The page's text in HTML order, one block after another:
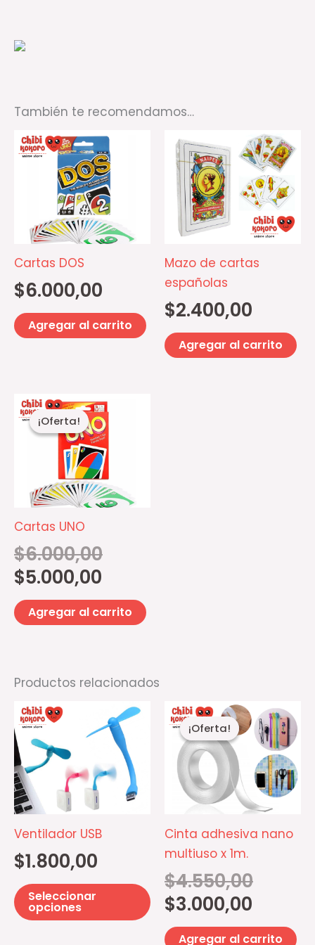
También te recomendamos…
Cartas DOS
$6.000,00
Agregar al carrito
Mazo de cartas
españolas
$2.400,00
Agregar al carrito
¡Oferta!
¡Oferta!
Cartas UNO
$6.000,00
El
precio
original
era:
$6.000,00.
$5.000,00
El
precio
actual
es:
$5.000,00.
Agregar al carrito
Productos relacionados
Ventilador USB
$1.800,00
Seleccionar
opciones
Este
producto
tiene
múltiples
variantes.
opciones
elegir
en
¡Oferta!
¡Oferta!
Cinta adhesiva nano
multiuso x 1m.
$4.550,00
precio
original
era:
$4.550,00.
$3.000,00
precio
actual
es:
$3.000,00.
Agregar al carrito